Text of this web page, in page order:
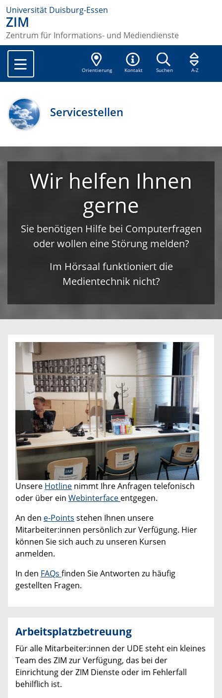
Universität Duisburg-Essen
ZIM
Zentrum für Informations- und Mediendienste
Orientierung Kontakt Suchen A-Z
Servicestellen
Wir helfen Ihnen
gerne
Sie benötigen Hilfe bei Computerfragen
oder wollen eine Störung melden?
Im Hörsaal funktioniert die
Medientechnik nicht?
Unsere Hotline nimmt Ihre Anfragen telefonisch
oder über ein Webinterface entgegen.
An den e-Points stehen Ihnen unsere
Mitarbeiter:innen persönlich zur Verfügung. Hier
können Sie sich auch zu unseren Kursen
anmelden.
In den FAQs finden Sie Antworten zu häufig
gestellten Fragen.
Arbeitsplatzbetreuung
Für alle Mitarbeiter:innen der UDE steht ein kleines
Team des ZIM zur Verfügung, das bei der
Einrichtung der ZIM Dienste oder im Fehlerfall
behilflich ist.